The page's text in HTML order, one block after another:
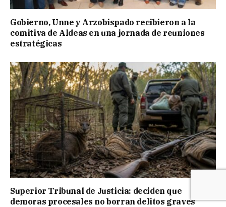
Gobierno, Unne y Arzobispado recibieron a la
comitiva de Aldeas en una jornada de reuniones
estratégicas
Superior Tribunal de Justicia: deciden que
demoras procesales no borran delitos graves